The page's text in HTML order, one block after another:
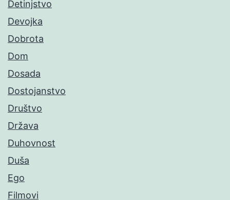
Detinjstvo
Devojka
Dobrota
Dom
Dosada
Dostojanstvo
Društvo
Država
Duhovnost
Duša
Ego
Filmovi